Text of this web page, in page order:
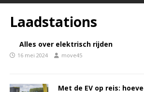
Laadstations
Alles over elektrisch rijden
16 mei 2024 move45
Met de EV op reis: